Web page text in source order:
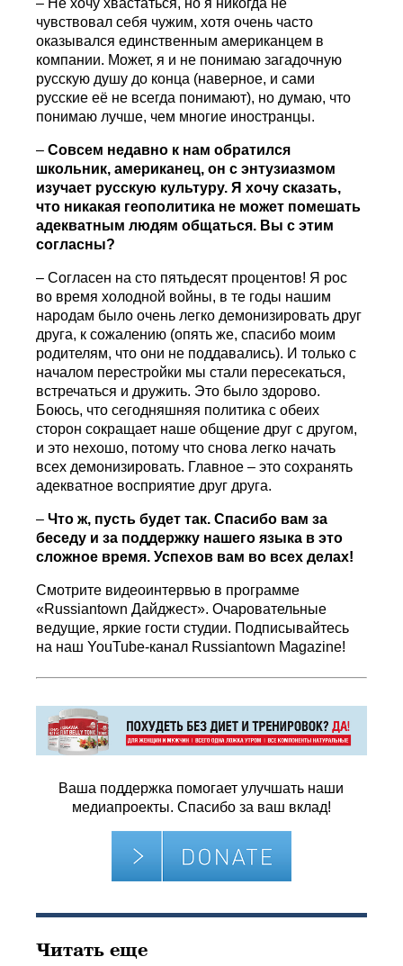
чувствовал себя чужим, хотя очень часто
оказывался единственным американцем в
компании. Может, я и не понимаю загадочную
русскую душу до конца (наверное, и сами
русские её не всегда понимают), но думаю, что
понимаю лучше, чем многие иностранцы.
–Совсем недавно к нам обратился
школьник, американец, он с энтузиазмом
изучает русскую культуру. Я хочу сказать,
что никакая геополитика не может помешать
адекватным людям общаться. Вы с этим
согласны?
– Согласен на сто пятьдесят процентов! Я рос
во время холодной войны, в те годы нашим
народам было очень легко демонизировать друг
друга, к сожалению (опять же, спасибо моим
родителям, что они не поддавались). И только с
началом перестройки мы стали пересекаться,
встречаться и дружить. Это было здорово.
Боюсь, что сегодняшняя политика с обеих
сторон сокращает наше общение друг с другом,
и это нехошо, потому что снова легко начать
всех демонизировать. Главное – это сохранять
адекватное восприятие друг друга.
–Что ж, пусть будет так. Спасибо вам за
беседу и за поддержку нашего языка в это
сложное время. Успехов вам во всех делах!
Смотрите видеоинтервью в программе
«Russiantown Дайджест». Очаровательные
ведущие, яркие гости студии. Подписывайтесь
на наш YouTube-канал Russiantown Magazine!
Ваша поддержка помогает улучшать наши
медиапроекты. Спасибо за ваш вклад!
Читать еще